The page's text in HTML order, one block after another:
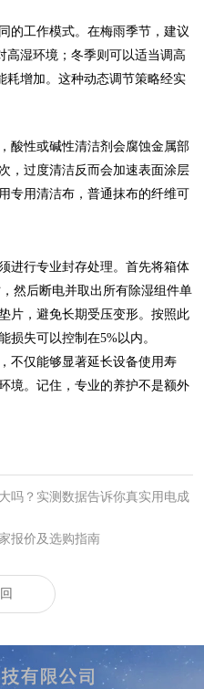
作模式。在梅雨季节，建议
湿环境；冬季则可以适当调高
加。这种动态调节策略经实
，酸性或碱性清洁剂会腐蚀金属部
，过度清洁反而会加速表面涂层
用专用清洁布，普通抹布的纤维可
进行专业封存处理。首先将箱体
，然后断电并取出所有除湿组件单
，避免长期受压变形。按照此
失可以控制在5%以内。
，不仅能够显著延长设备使用寿
。记住，专业的养护不是额外
？实测数据告诉你真实用电成
报价及选购指南